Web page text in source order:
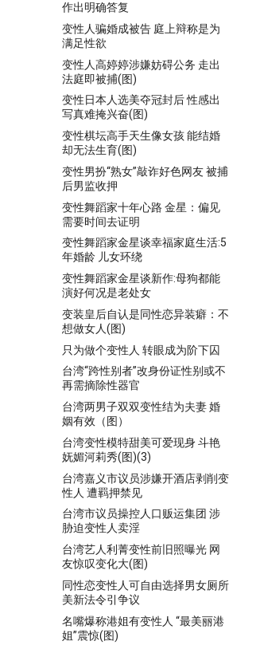
作出明确答复
变性人骗婚成被告 庭上辩称是为
满足性欲
变性人高婷婷涉嫌妨碍公务 走出
法庭即被捕(图)
变性日本人选美夺冠封后 性感出
写真难掩兴奋(图)
变性棋坛高手天生像女孩 能结婚
却无法生育(图)
变性男扮“熟女”敲诈好色网友 被捕
后男监收押
变性舞蹈家十年心路 金星：偏见
需要时间去证明
变性舞蹈家金星谈幸福家庭生活:5
年婚龄 儿女环绕
变性舞蹈家金星谈新作:母狗都能
演好何况是老处女
变装皇后自认是同性恋异装癖：不
想做女人(图)
只为做个变性人 转眼成为阶下囚
台湾“跨性别者”改身份证性别或不
再需摘除性器官
台湾两男子双双变性结为夫妻 婚
姻有效（图）
台湾变性模特甜美可爱现身 斗艳
妩媚河莉秀(图)(3)
台湾嘉义市议员涉嫌开酒店剥削变
性人 遭羁押禁见
台湾市议员操控人口贩运集团 涉
胁迫变性人卖淫
台湾艺人利菁变性前旧照曝光 网
友惊叹变化大(图)
同性恋变性人可自由选择男女厕所
美新法令引争议
名嘴爆称港姐有变性人 “最美丽港
姐”震惊(图)